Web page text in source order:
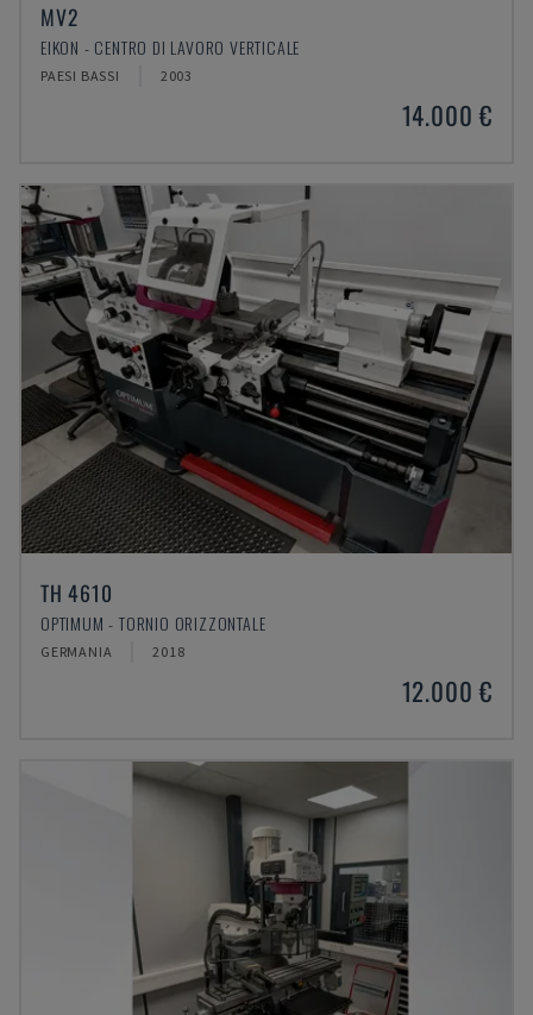
MV2
EIKON - CENTRO DI LAVORO VERTICALE
PAESI BASSI 2003
14.000 €
TH 4610
OPTIMUM - TORNIO ORIZZONTALE
GERMANIA 2018
12.000 €